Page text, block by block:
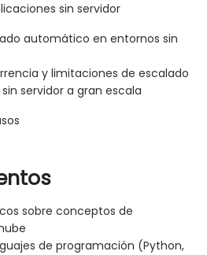
sin servidor
automático en entornos sin
y limitaciones de escalado
servidor a gran escala
sobre conceptos de
de programación (Python,